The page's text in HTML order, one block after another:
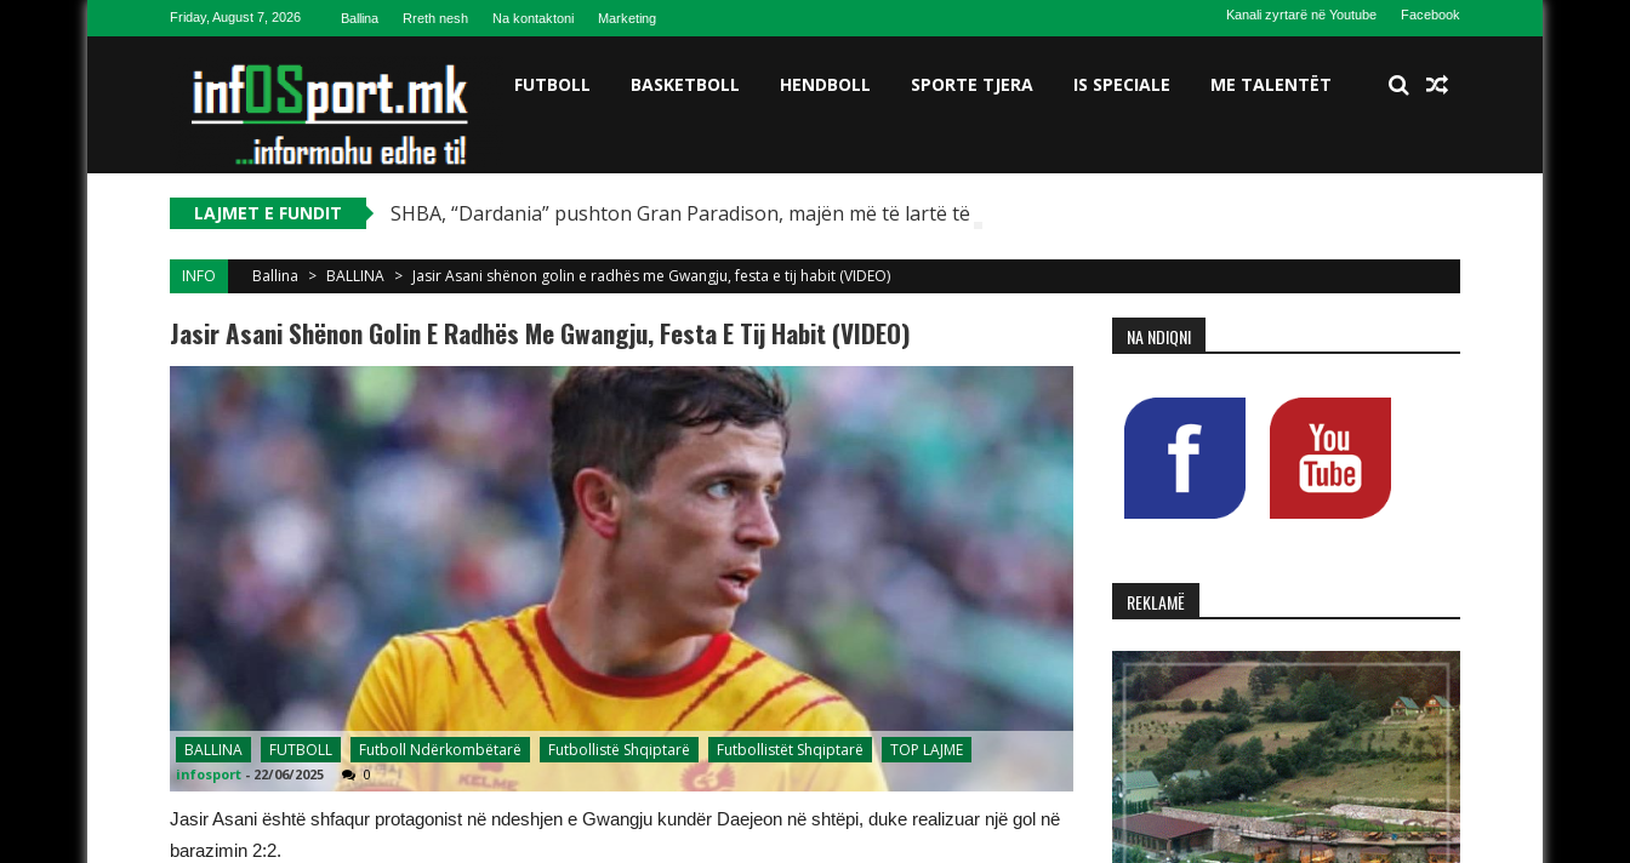
Skip to contentFriday, August 7, 2026 Ballina Rreth nesh Na kontaktoni Marketing Kanali zyrtarë në Youtube Facebook
FUTBOLL BASKETBOLL HENDBOLL SPORTE TJERA IS SPECIALE ME TALENTËT
LAJMET E FUNDIT SHBA, “Dardania” pushton Gran Paradison, majën më të lartë të Italisë
INFO Ballina > BALLINA > Jasir Asani shënon golin e radhës me Gwangju, festa e tij habit (VIDEO)
Jasir Asani Shënon Golin E Radhës Me Gwangju, Festa E Tij Habit (VIDEO)
BALLINA FUTBOLL Futboll Ndërkombëtarë Futbollistë Shqiptarë Futbollistët Shqiptarë TOP LAJME
infosport - 22/06/2025 0
Jasir Asani është shfaqur protagonist në ndeshjen e Gwangju kundër Daejeon në shtëpi, duke realizuar një gol në
barazimin 2:2.
NA NDIQNI
REKLAMË